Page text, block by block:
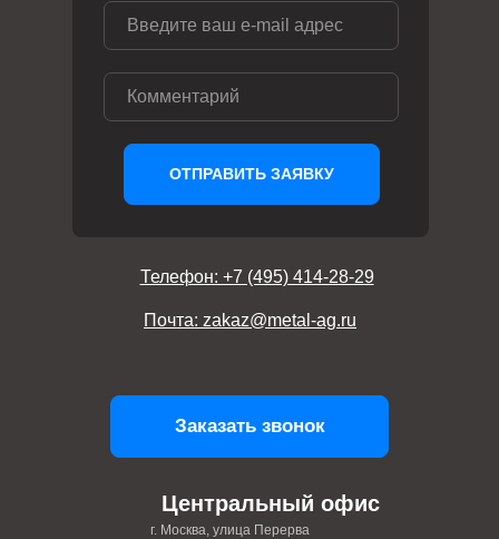
ОТПРАВИТЬ ЗАЯВКУ
Центральный офис
г. Москва, улица Перерва
Телефон: +7 (495) 414-28-29
Почта: zakaz@metal-ag.ru
Заказать звонок